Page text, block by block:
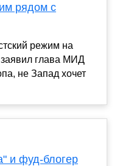
рядом с
режим на
заявил глава МИД
не Запад хочет
и фуд-блогер